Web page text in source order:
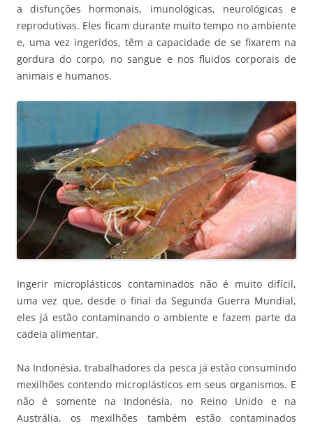
a disfunções hormonais, imunológicas, neurológicas e
reprodutivas. Eles ficam durante muito tempo no ambiente
e, uma vez ingeridos, têm a capacidade de se fixarem na
gordura do corpo, no sangue e nos fluidos corporais de
animais e humanos.
Ingerir microplásticos contaminados não é muito difícil,
uma vez que, desde o final da Segunda Guerra Mundial,
eles já estão contaminando o ambiente e fazem parte da
cadeia alimentar.
Na Indonésia, trabalhadores da pesca já estão consumindo
mexilhões contendo microplásticos em seus organismos. E
não é somente na Indonésia, no Reino Unido e na
Austrália, os mexilhões também estão contaminados